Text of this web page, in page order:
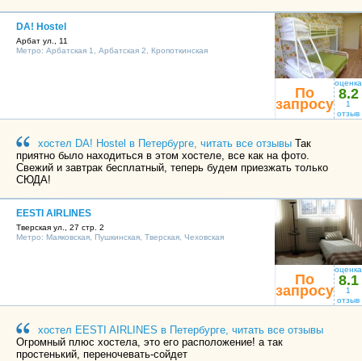
DA! Hostel
Арбат ул., 11
Метро: Арбатская 1 Арбатская 2 Кропоткинская
По
запросу
оценка
8.2
1
отзыв
хостел DA! Hostel в Петербурге, читать все отзывы Так
приятно было находиться в этом хостеле, все как на фото.
Свежий и завтрак бесплатный, теперь будем приезжать только
СЮДА!
EESTI AIRLINES
Тверская ул., 27 стр. 2
Метро: Маяковская Пушкинская Тверская Чеховская
По
запросу
оценка
8.1
1
отзыв
хостел EESTI AIRLINES в Петербурге, читать все отзывы
Огромный плюс хостела, это его расположение! а так
простенький, переночевать-сойдет